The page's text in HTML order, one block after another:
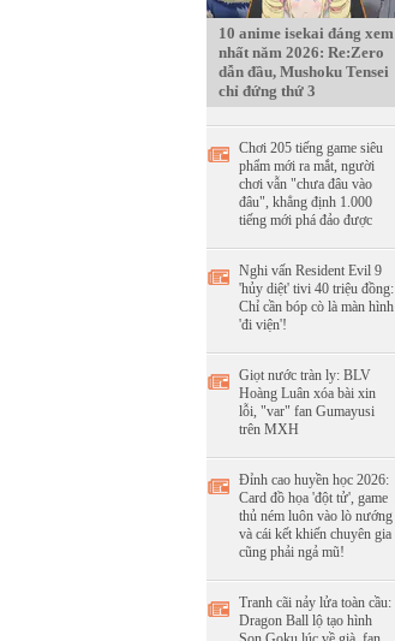
10 anime isekai đáng xem
nhất năm 2026: Re:Zero
dẫn đầu, Mushoku Tensei
chỉ đứng thứ 3
Chơi 205 tiếng game siêu
phẩm mới ra mắt, người
chơi vẫn "chưa đâu vào
đâu", khẳng định 1.000
tiếng mới phá đảo được
Nghi vấn Resident Evil 9
'hủy diệt' tivi 40 triệu đồng:
Chỉ cần bóp cò là màn hình
'đi viện'!
Giọt nước tràn ly: BLV
Hoàng Luân xóa bài xin
lỗi, "var" fan Gumayusi
trên MXH
Đỉnh cao huyền học 2026:
Card đồ họa 'đột tử', game
thủ ném luôn vào lò nướng
và cái kết khiến chuyên gia
cũng phải ngả mũ!
Tranh cãi nảy lửa toàn cầu:
Dragon Ball lộ tạo hình